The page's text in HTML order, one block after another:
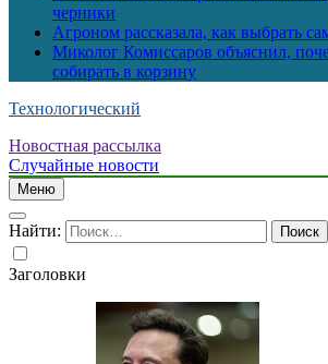
черники
Агроном рассказала, как выбрать
Миколог Комиссаров объяснил,
собирать в корзину
Технологический
Новостная рассылка
Случайные новости
Меню
Найти:
Заголовки